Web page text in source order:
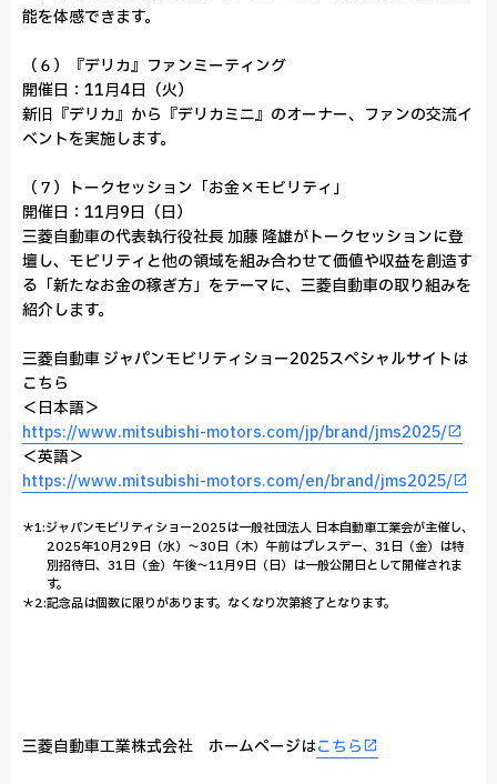
能を体感できます。
（６）『デリカ』ファンミーティング
開催日：11月4日（火）
新旧『デリカ』から『デリカミニ』のオーナー、ファンの交流イ
ベントを実施します。
（７）トークセッション「お金×モビリティ」
開催日：11月9日（日）
三菱自動車の代表執行役社長 加藤 隆雄がトークセッションに登
壇し、モビリティと他の領域を組み合わせて価値や収益を創造す
る「新たなお金の稼ぎ方」をテーマに、三菱自動車の取り組みを
紹介します。
三菱自動車 ジャパンモビリティショー2025スペシャルサイトは
こちら
＜日本語＞
https://www.mitsubishi-motors.com/jp/brand/jms2025/
＜英語＞
https://www.mitsubishi-motors.com/en/brand/jms2025/
＊1:ジャパンモビリティショー2025は一般社団法人 日本自動車工業会が主催し、
2025年10月29日（水）～30日（木）午前はプレスデー、31日（金）は特
別招待日、31日（金）午後～11月9日（日）は一般公開日として開催されま
す。
＊2:記念品は個数に限りがあります。なくなり次第終了となります。
三菱自動車工業株式会社 ホームページはこちら